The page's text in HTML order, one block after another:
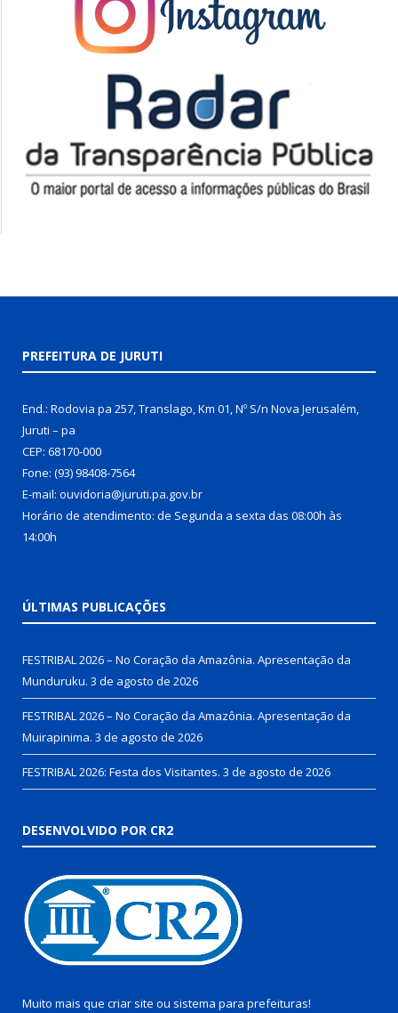
PREFEITURA DE JURUTI
End.: Rodovia pa 257, Translago, Km 01, Nº S/n Nova Jerusalém,
Juruti – pa
CEP: 68170-000
Fone: (93) 98408-7564
E-mail: ouvidoria@juruti.pa.gov.br
Horário de atendimento: de Segunda a sexta das 08:00h às
14:00h
ÚLTIMAS PUBLICAÇÕES
FESTRIBAL 2026 – No Coração da Amazônia. Apresentação da
Munduruku. 3 de agosto de 2026
FESTRIBAL 2026 – No Coração da Amazônia. Apresentação da
Muirapinima. 3 de agosto de 2026
FESTRIBAL 2026: Festa dos Visitantes. 3 de agosto de 2026
DESENVOLVIDO POR CR2
Muito mais que criar site ou sistema para prefeituras!